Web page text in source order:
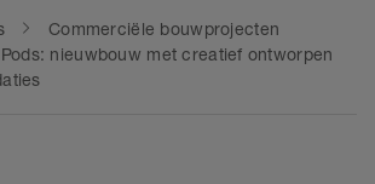
Commerciële bouwprojecten
nieuwbouw met creatief ontworpen